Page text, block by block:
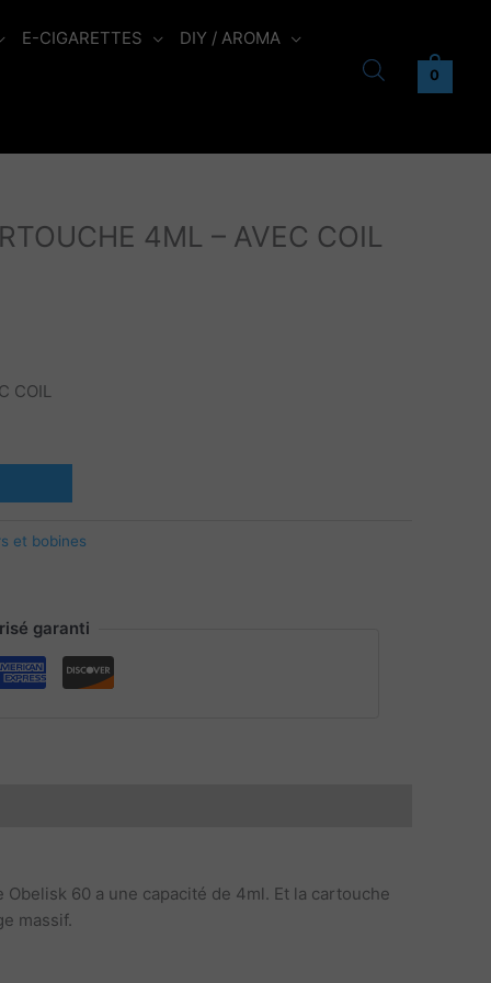
E-CIGARETTES DIY / AROMA
0
4ML – AVEC COIL
COIL
et bobines
garanti
60 a une capacité de 4ml. Et la cartouche
massif.